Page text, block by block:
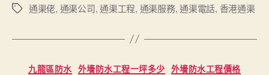
Tags通渠佬, 通渠公司,通渠工程, 通渠服務,通渠電話, 香港通渠
Categories
九龍區防水 外墻防水工程一坪多少 外墻防水工程價格